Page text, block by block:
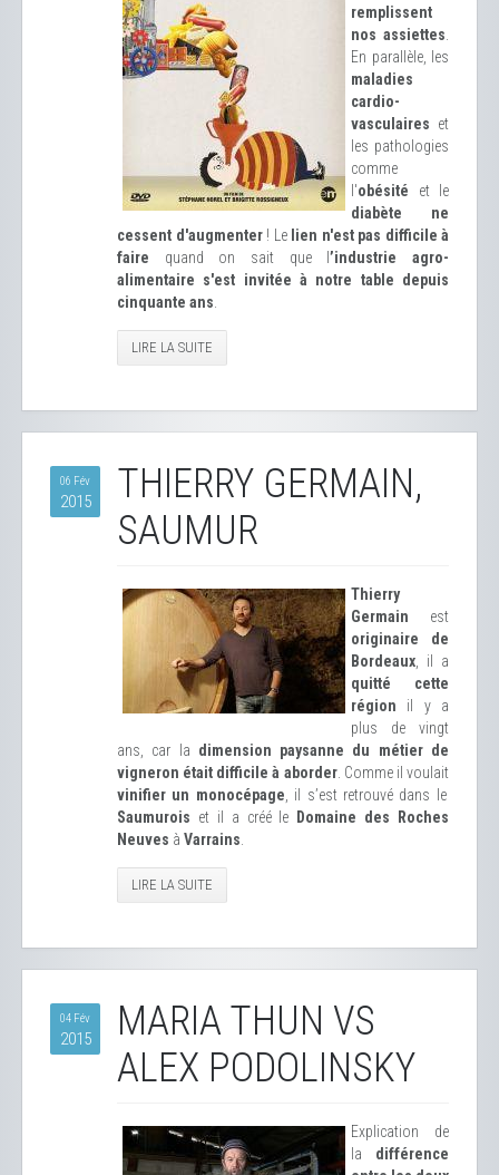
remplissent
nos assiettes
En parallèle, les
maladies
cardio-
vasculaires et
les pathologies
comme
l'obésité et le
diabète ne
cessent d'augmenter! Le lien n'est pas difficile à
faire quand on sait que l’industrie agro-
alimentaire s'est invitée à notre table depuis
cinquante ans
LIRE LA SUITE
06 Fév
2015
THIERRY GERMAIN,
SAUMUR
Thierry
Germain est
originaire de
Bordeaux , il a
quitté cette
région il y a
plus de vingt
ans, car la dimension paysanne du métier de
vigneron était difficile à aborder. Comme il voulait
vinifier un monocépage , il s’est retrouvé dans le
Saumurois et il a créé le Domaine des Roches
Neuves à Varrains
LIRE LA SUITE
04 Fév
2015
MARIA THUN VS
ALEX PODOLINSKY
Explication de
la différence